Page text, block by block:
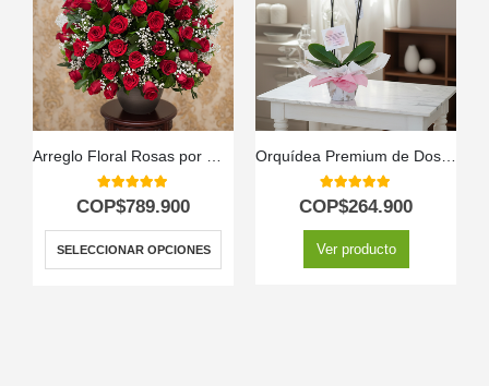
5.00out of 5
COP$789.900
SELECCIONAR OPCIONES
5.00out of 5
COP$264.900
Ver producto